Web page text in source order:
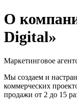
О
Digital»
Маркетинговое
Мы создаем и
коммерческих
продажи от 2 до 15